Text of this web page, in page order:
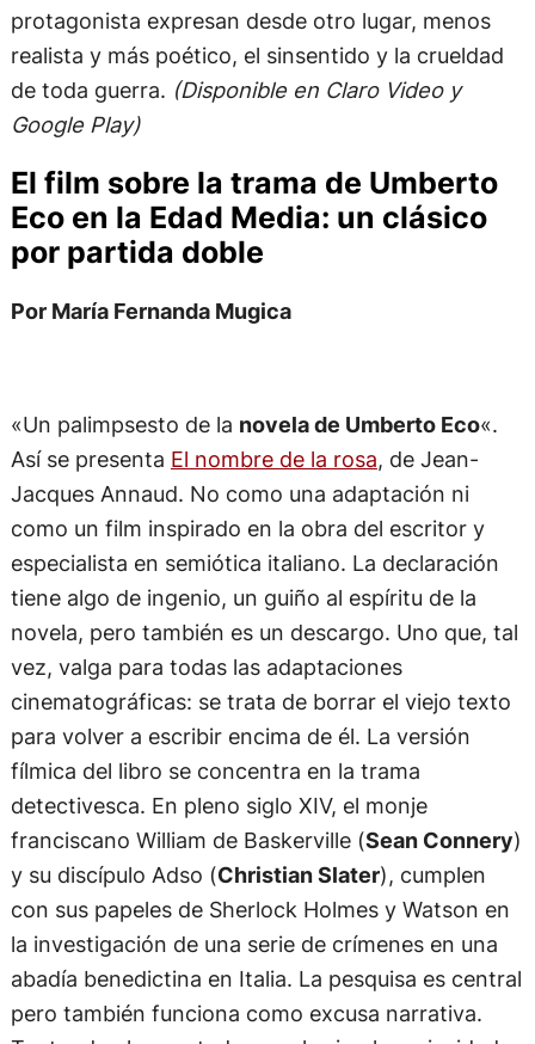
protagonista expresan desde otro lugar, menos
realista y más poético, el sinsentido y la crueldad
de toda guerra. (Disponible en Claro Video y
Google Play)
El film sobre la trama de Umberto
Eco en la Edad Media: un clásico
por partida doble
Por María Fernanda Mugica
«Un palimpsesto de la novela de Umberto Eco«.
Así se presenta El nombre de la rosa, de Jean-
Jacques Annaud. No como una adaptación ni
como un film inspirado en la obra del escritor y
especialista en semiótica italiano. La declaración
tiene algo de ingenio, un guiño al espíritu de la
novela, pero también es un descargo. Uno que, tal
vez, valga para todas las adaptaciones
cinematográficas: se trata de borrar el viejo texto
para volver a escribir encima de él. La versión
fílmica del libro se concentra en la trama
detectivesca. En pleno siglo XIV, el monje
franciscano William de Baskerville (Sean Connery)
y su discípulo Adso (Christian Slater), cumplen
con sus papeles de Sherlock Holmes y Watson en
la investigación de una serie de crímenes en una
abadía benedictina en Italia. La pesquisa es central
pero también funciona como excusa narrativa.